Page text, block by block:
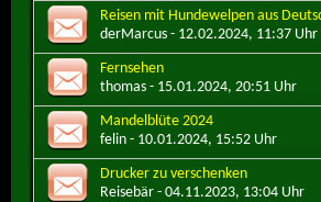
Reisen mit Hundewelpen aus
derMarcus - 12.02.2024, 11:37 Uhr
Fernsehen
thomas - 15.01.2024, 20:51 Uhr
Mandelblüte 2024
felin - 10.01.2024, 15:52 Uhr
Drucker zu verschenken
Reisebär - 04.11.2023, 13:04 Uhr